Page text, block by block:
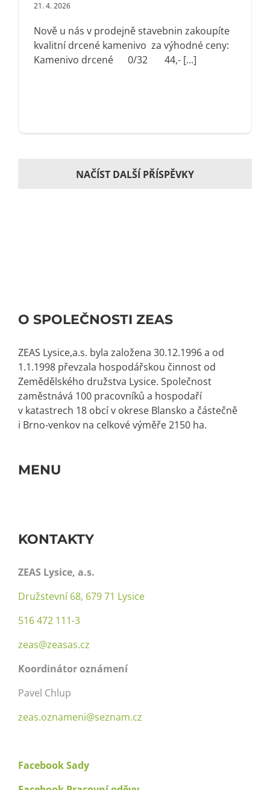
21. 4. 2026
Nově u nás v prodejně stavebnin zakoupíte
kvalitní drcené kamenivo za výhodné ceny:
Kamenivo drcené 0/32 44,- [...]
NAČÍST DALŠÍ PŘÍSPĚVKY
O SPOLEČNOSTI ZEAS
ZEAS Lysice,a.s. byla založena 30.12.1996 a od
1.1.1998 převzala hospodářskou činnost od
Zemědělského družstva Lysice. Společnost
zaměstnává 100 pracovníků a hospodaří
v katastrech 18 obcí v okrese Blansko a částečně
i Brno-venkov na celkové výměře 2150 ha.
MENU
O nás
Galerie
Aktuality
Doprava
KONTAKTY
ZEAS Lysice, a.s.
Družstevní 68, 679 71 Lysice
516 472 111-3
zeas@zeasas.cz
Koordinátor oznámení
Pavel Chlup
zeas.oznameni@seznam.cz
Facebook Sady